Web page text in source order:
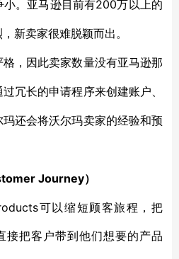
。 亚马逊目前有200万 以上的
新卖家很难脱颖而出。
，因此卖家数量没有亚马逊那
过冗长的申请程序来创建账户
玛还会将沃尔玛卖家的经验和预
Journey）
可以缩短顾客旅程，把
接把客户带到他们想要的产品